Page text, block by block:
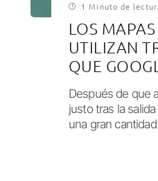
1 Minuto de
LOS
UTILIZAN
QUE
Después de que
justo tras la
una gran